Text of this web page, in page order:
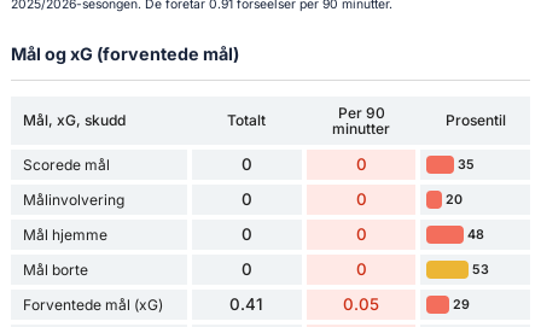
2025/2026-sesongen. De foretar 0.91 forseelser per 90 minutter.
Mål og xG (forventede mål)
Mål, xG, skudd Totalt
Per 90
minutter
Prosentil
Scorede mål 0 0 35
Målinvolvering 0 0 20
Mål hjemme 0 0 48
Mål borte 0 0 53
Forventede mål (xG) 0.41 0.05 29